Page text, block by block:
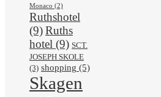
Monaco (2)
Ruthshotel
(9)Ruths
hotel (9) SCT.
JOSEPH SKOLE
(3) shopping (5)
Skagen